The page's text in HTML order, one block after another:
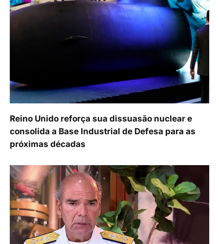
Reino Unido reforça sua dissuasão nuclear e
consolida a Base Industrial de Defesa para as
próximas décadas